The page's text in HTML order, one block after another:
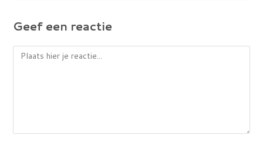
Geef een reactie
Reactie